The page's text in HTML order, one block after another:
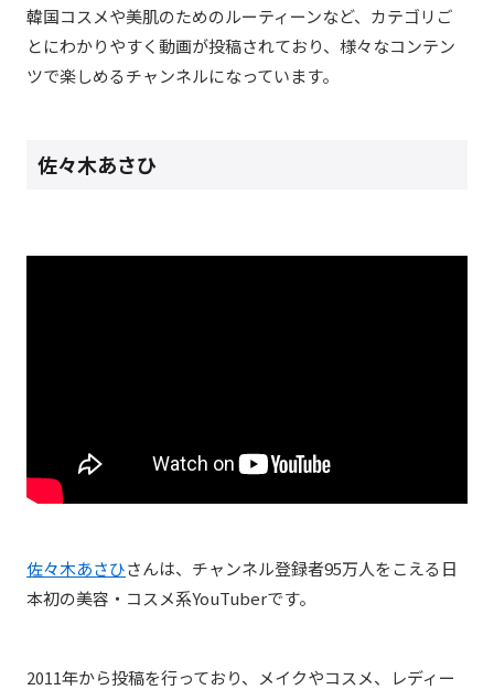
韓国コスメや美肌のためのルーティーンなど、カテゴリご
とにわかりやすく動画が投稿されており、様々なコンテン
ツで楽しめるチャンネルになっています。
佐々木あさひ
佐々木あさひさんは、チャンネル登録者95万人をこえる日
本初の美容・コスメ系YouTuberです。
2011年から投稿を行っており、メイクやコスメ、レディー